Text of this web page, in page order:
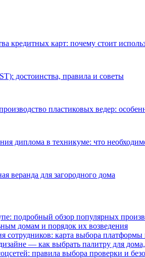
кредитных карт: почему стоит
достоинства, правила и советы
пластиковых ведер:
диплома в техникуме: что
веранда для загородного дома
подробный обзор популярных
домам и порядок их возведения
сотрудников: карта выбора
— как выбрать палитру для дома,
правила выбора проверки и